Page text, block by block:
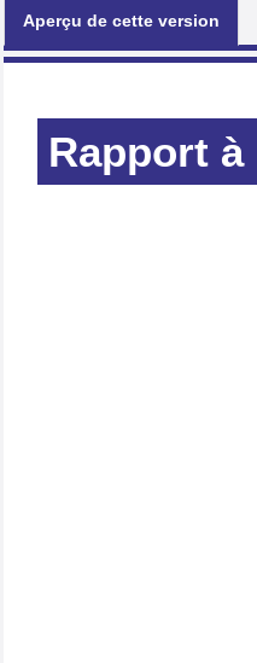
Aperçu de cette version
Rapport